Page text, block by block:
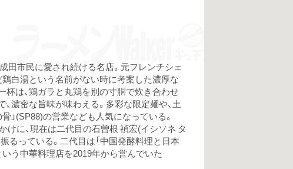
田市民に愛され続ける名店。元フレンチシェ
鶏白湯という名前がない時に考案した濃厚な
杯は、鶏ガラと丸鶏を別の寸胴で炊き合わせ
濃密な旨味が味わえる。多彩な限定麺や、土
」(SP88)の営業なども人気になっている。
けに、現在は二代目の石曽根 禎宏(イシソネ タ
るっている。二代目は「中国発酵料理と日本
いう中華料理店を2019年から営んでいた